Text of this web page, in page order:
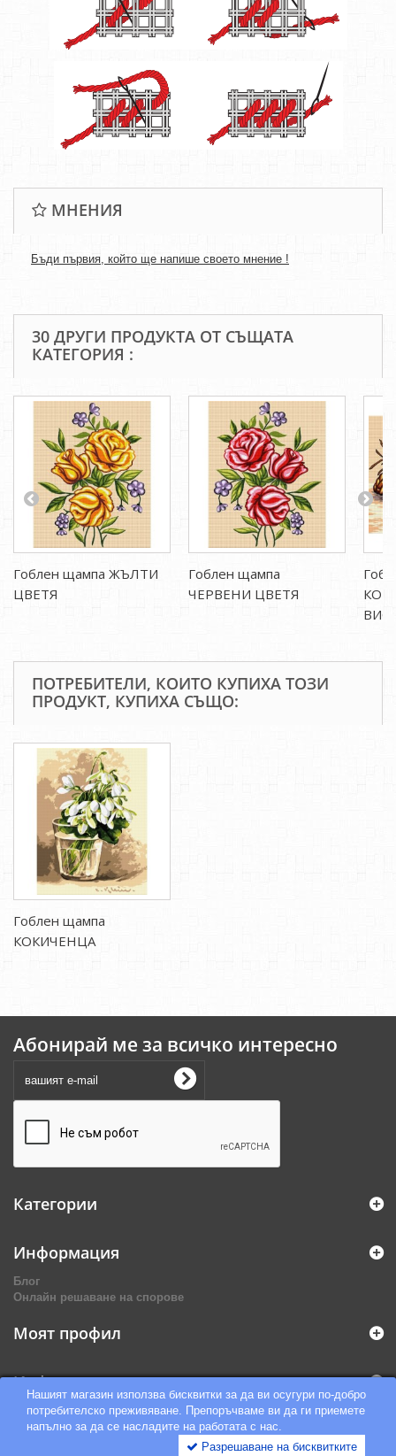
Нашият магазин използва бисквитки за да ви осугури по-добро
потребителско преживяване. Препоръчваме ви да ги приемете
напълно за да се насладите на работата с нас.
Разрешаване на бисквитките
МНЕНИЯ
Бъди първия, който ще напише своето мнение !
30 ДРУГИ ПРОДУКТА ОТ СЪЩАТА
КАТЕГОРИЯ :
Гоблен щампа ЖЪЛТИ
ЦВЕТЯ
Гоблен щампа
ЧЕРВЕНИ ЦВЕТЯ
ПОТРЕБИТЕЛИ, КОИТО КУПИХА ТОЗИ
ПРОДУКТ, КУПИХА СЪЩО:
Гоблен щампа
КОКИЧЕНЦА
Абонирай ме за всичко интересно
Категории
Информация
Блог
Онлайн решаване на спорове
Моят профил
Информация за магазина